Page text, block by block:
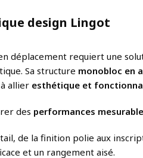
design Lingot
déplacement requiert une
Sa structure monobloc en
allier esthétique et
des performances
de la finition polie aux
et un rangement aisé.